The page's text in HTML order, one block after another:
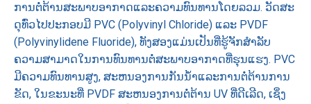
ການຕໍ່ຕ້ານສະພາບອາກາດແລະຄວາມທົນທານໂດຍລວມ. ວັດສະ
ດຸທົ່ວໄປປະກອບມີ PVC (Polyvinyl Chloride) ແລະ PVDF
(Polyvinylidene Fluoride), ທັງສອງແມ່ນເປັນທີ່ຮູ້ຈັກສໍາລັບ
ຄວາມສາມາດໃນການທົນທານຕໍ່ສະພາບອາກາດທີ່ຮຸນແຮງ. PVC
ມີຄວາມທົນທານສູງ, ສະຫນອງການກັນນ້ໍາແລະການຕໍ່ຕ້ານການ
ຂັດ, ໃນຂະນະທີ່ PVDF ສະຫນອງການຕໍ່ຕ້ານ UV ທີ່ດີເລີດ, ເຊິ່ງ